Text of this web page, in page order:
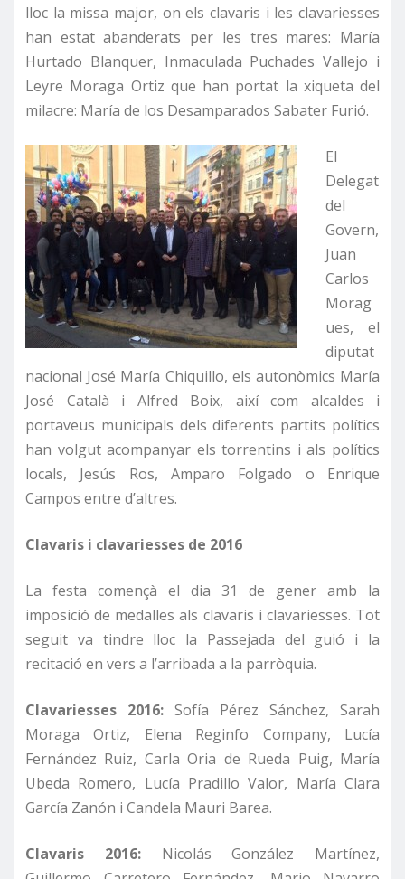
lloc la missa major, on els clavaris i les clavariesses
han estat abanderats per les tres mares: María
Hurtado Blanquer, Inmaculada Puchades Vallejo i
Leyre Moraga Ortiz que han portat la xiqueta del
milacre: María de los Desamparados Sabater Furió.
El
Delegat
del
Govern,
Juan
Carlos
Morag
ues, el
diputat
nacional José María Chiquillo, els autonòmics María
José Català i Alfred Boix, així com alcaldes i
portaveus municipals dels diferents partits polítics
han volgut acompanyar els torrentins i als polítics
locals, Jesús Ros, Amparo Folgado o Enrique
Campos entre d’altres.
Clavaris i clavariesses de 2016
La festa començà el dia 31 de gener amb la
imposició de medalles als clavaris i clavariesses. Tot
seguit va tindre lloc la Passejada del guió i la
recitació en vers a l’arribada a la parròquia.
Clavariesses 2016: Sofía Pérez Sánchez, Sarah
Moraga Ortiz, Elena Reginfo Company, Lucía
Fernández Ruiz, Carla Oria de Rueda Puig, María
Ubeda Romero, Lucía Pradillo Valor, María Clara
García Zanón i Candela Mauri Barea.
Clavaris 2016:Nicolás González Martínez,